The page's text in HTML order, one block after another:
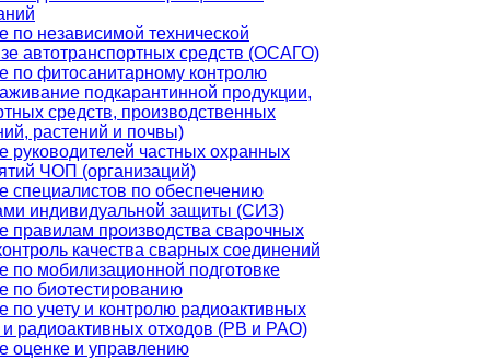
по независимой технической
автотранспортных средств (ОСАГО)
по фитосанитарному контролю
подкарантинной продукции,
средств, производственных
растений и почвы)
руководителей частных охранных
ЧОП (организаций)
специалистов по обеспечению
индивидуальной защиты (СИЗ)
правилам производства сварочных
качества сварных соединений
по мобилизационной подготовке
по биотестированию
по учету и контролю радиоактивных
радиоактивных отходов (РВ и РАО)
оценке и управлению